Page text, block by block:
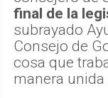
final de la
subrayado
Consejo de
cosa que
manera unida